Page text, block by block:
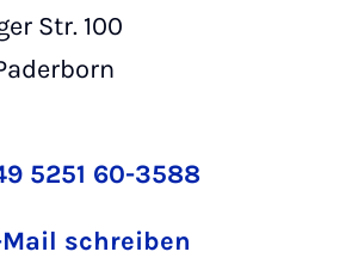
Str. 100
5251 60-3588
Mail schreiben